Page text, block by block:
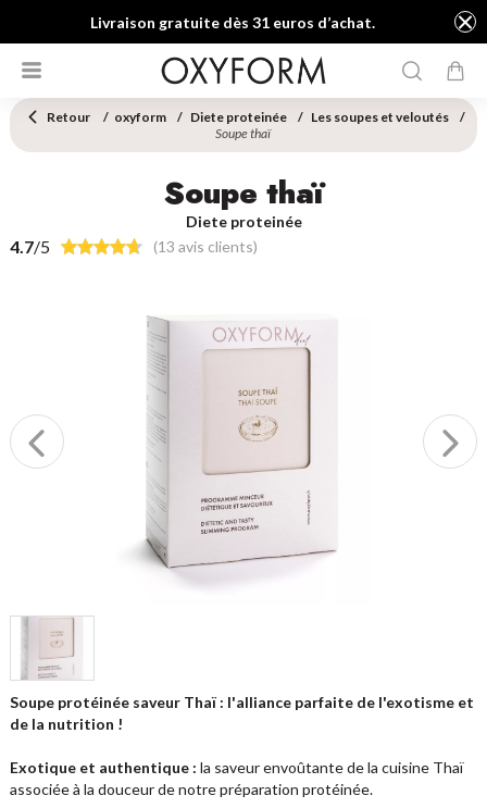
Livraison gratuite dès 31 euros d’achat.
Retour oxyform Diete proteinée
Les soupes et veloutés
Soupe thaï
Soupe thaï
Diete proteinée
4.7/5 (13 avis clients)
Soupe protéinée saveur Thaï : l'alliance parfaite de l'exotisme et
de la nutrition !
Exotique et authentique : la saveur envoûtante de la cuisine Thaï
associée à la douceur de notre préparation protéinée.